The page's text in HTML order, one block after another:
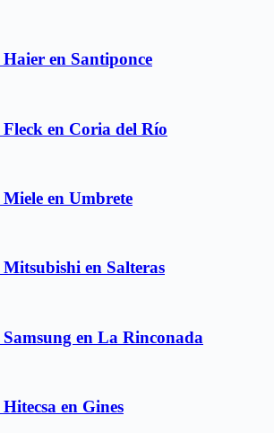
en Santiponce
en Coria del Río
en Umbrete
en Salteras
en La Rinconada
en Gines